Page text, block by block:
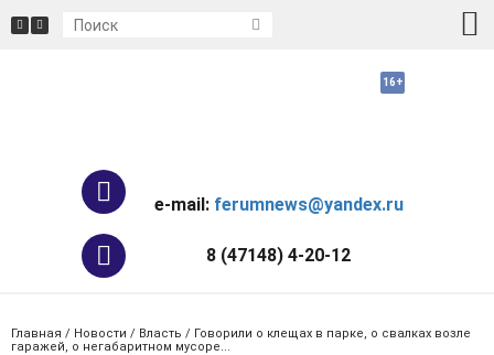
e-mail: ferumnews@yandex.ru
8 (47148) 4-20-12
Главная / Новости / Власть / Говорили о клещах в парке, о свалках возле
гаражей, о негабаритном мусоре...